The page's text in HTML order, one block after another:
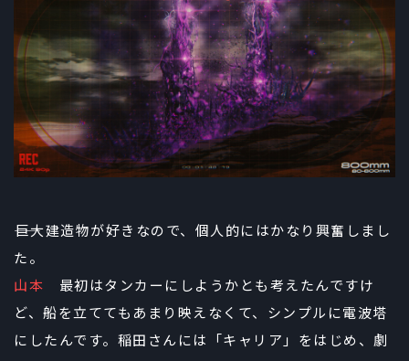
――巨大建造物が好きなので、個人的にはかなり興奮しまし
た。
山本 最初はタンカーにしようかとも考えたんですけ
ど、船を立ててもあまり映えなくて、シンプルに電波塔
にしたんです。稲田さんには「キャリア」をはじめ、劇